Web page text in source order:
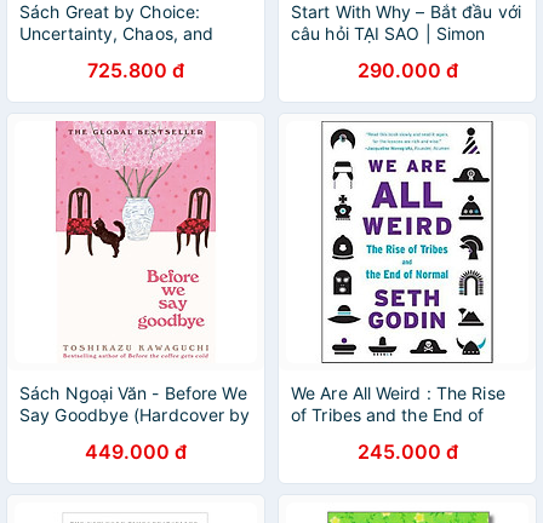
Sách Great by Choice:
Uncertainty, Chaos, and
Despite Them All
725.800 đ
Start With Why – Bắt đầu với
câu hỏi TẠI SAO | Simon
290.000 đ
Sách Ngoại Văn - Before We
Say Goodbye (Hardcover by
(Author))449.000 đ
We Are All Weird : The Rise
of Tribes and the End of
245.000 đ